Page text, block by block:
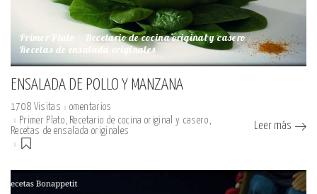
Primer Plato Recetario de cocina original y casero
Recetas de ensalada originales
ENSALADA DE POLLO Y MANZANA
1708 Visitas
omentarios
Primer Plato Recetario de cocina original y casero
Recetas de ensalada originales
Leer más